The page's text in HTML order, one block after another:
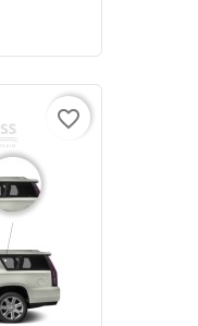
favorite_border